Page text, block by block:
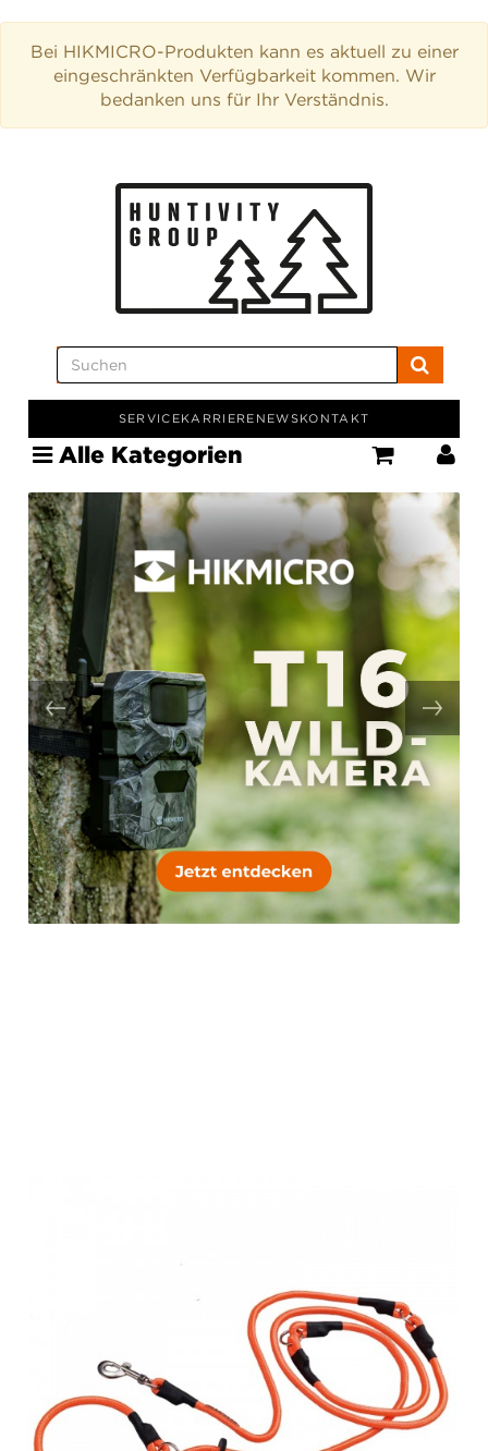
Bei HIKMICRO-Produkten kann es aktuell zu einer
eingeschränkten Verfügbarkeit kommen. Wir
bedanken uns für Ihr Verständnis.
SERVICEKARRIERE NEWSKONTAKT
Alle Kategorien